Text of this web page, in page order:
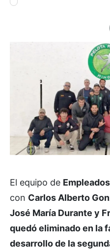
El equipo de
con Carlos Alberto
José María Durante y
quedó eliminado en la
desarrollo de la